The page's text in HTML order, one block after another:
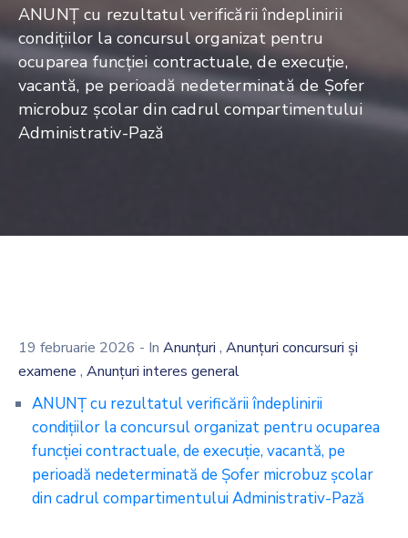
ANUNŢ cu rezultatul verificării îndeplinirii
condiţiilor la concursul organizat pentru
ocuparea funcţiei contractuale, de execuție,
vacantă, pe perioadă nedeterminată de Şofer
microbuz şcolar din cadrul compartimentului
Administrativ-Pază
19 februarie 2026 - In Anunțuri , Anunțuri concursuri și
examene , Anunțuri interes general
ANUNŢ cu rezultatul verificării îndeplinirii
condiţiilor la concursul organizat pentru ocuparea
funcţiei contractuale, de execuție, vacantă, pe
perioadă nedeterminată de Şofer microbuz şcolar
din cadrul compartimentului Administrativ-Pază